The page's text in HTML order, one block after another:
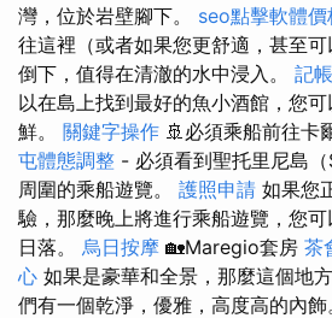
灣，位於岩壁腳下。 seo點擊軟體價
往這裡（或者如果您更舒適，甚至
倒下，值得在清澈的水中浸入。 記
以在島上找到最好的魚小酒館，您
鮮。 關鍵字操作 🚢必須乘船前往卡
屯體態調整 - 必須看到聖托里尼島
周圍的乘船遊覽。 護照申請 如果您
驗，那麼晚上將進行乘船遊覽，您
日落。 烏日按摩 🏡Maregio套房 茶
心 如果是豪華和全景，那麼這個地
們有一個乾淨，優雅，高度高的內飾